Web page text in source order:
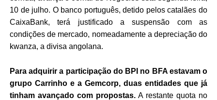
10 de julho. O banco português, detido pelos catalães do
CaixaBank, terá justificado a suspensão com as
condições de mercado, nomeadamente a depreciação do
kwanza, a divisa angolana.
Para adquirir a participação do BPI no BFA estavam o
grupo Carrinho e a Gemcorp, duas entidades que já
tinham avançado com propostas.A restante quota no